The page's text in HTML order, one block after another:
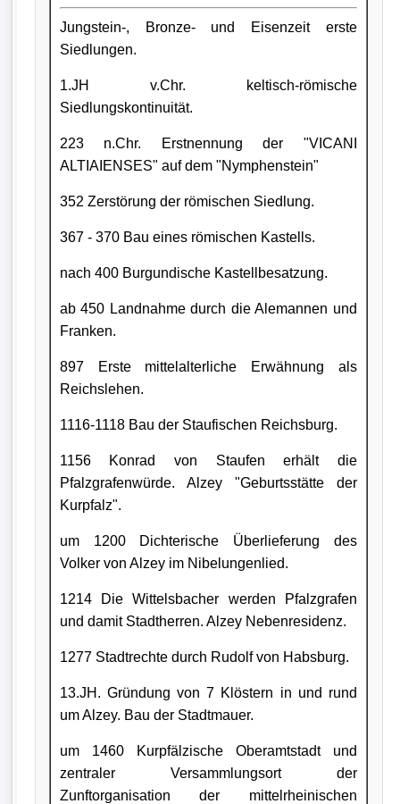
Jungstein-, Bronze- und Eisenzeit erste
Siedlungen.
1.JH v.Chr. keltisch-römische
Siedlungskontinuität.
223 n.Chr. Erstnennung der "VICANI
ALTIAIENSES" auf dem "Nymphenstein"
352 Zerstörung der römischen Siedlung.
367 - 370 Bau eines römischen Kastells.
nach 400 Burgundische Kastellbesatzung.
ab 450 Landnahme durch die Alemannen und
Franken.
897 Erste mittelalterliche Erwähnung als
Reichslehen.
1116-1118 Bau der Staufischen Reichsburg.
1156 Konrad von Staufen erhält die
Pfalzgrafenwürde. Alzey "Geburtsstätte der
Kurpfalz".
um 1200 Dichterische Überlieferung des
Volker von Alzey im Nibelungenlied.
1214 Die Wittelsbacher werden Pfalzgrafen
und damit Stadtherren. Alzey Nebenresidenz.
1277 Stadtrechte durch Rudolf von Habsburg.
13.JH. Gründung von 7 Klöstern in und rund
um Alzey. Bau der Stadtmauer.
um 1460 Kurpfälzische Oberamtstadt und
zentraler Versammlungsort der
Zunftorganisation der mittelrheinischen